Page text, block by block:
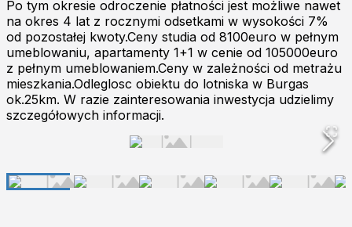
Po tym okresie odroczenie płatności jest możliwe nawet
na okres 4 lat z rocznymi odsetkami w wysokości 7%
od pozostałej kwoty.Ceny studia od 8100euro w pełnym
umeblowaniu, apartamenty 1+1 w cenie od 105000euro
z pełnym umeblowaniem.Ceny w zależności od metrażu
mieszkania.Odleglosc obiektu do lotniska w Burgas
ok.25km. W razie zainteresowania inwestycja udzielimy
szczegółowych informacji.